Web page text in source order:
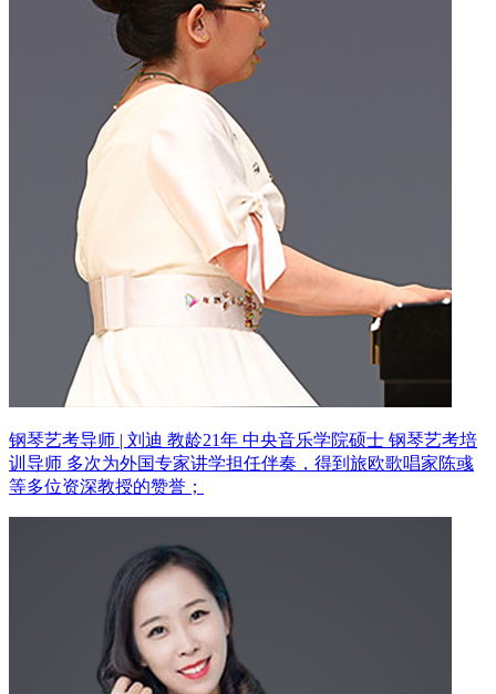
钢琴艺考导师 | 刘迪 教龄21年 中央音乐学院硕士 钢琴艺考培
训导师 多次为外国专家讲学担任伴奏，得到旅欧歌唱家陈彧
等多位资深教授的赞誉；